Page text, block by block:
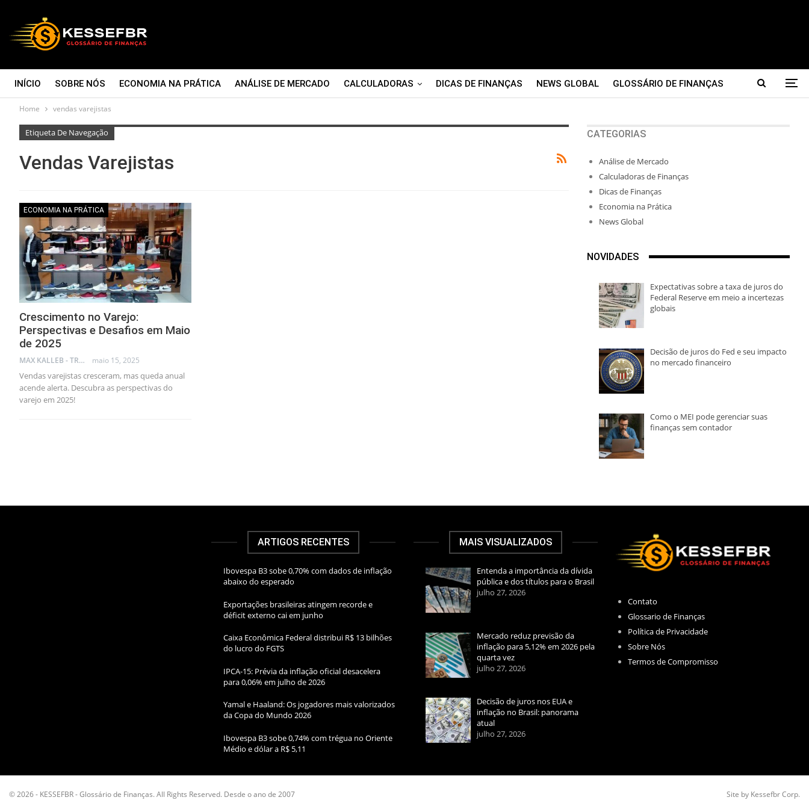
INÍCIO SOBRE NÓS ECONOMIA NA PRÁTICA ANÁLISE DE MERCADO CALCULADORAS DICAS DE FINANÇAS NEWS GLOBAL GLOSSÁRIO DE FINANÇAS
CONTATO
Home vendas varejistas
Etiqueta De Navegação
Vendas Varejistas
ECONOMIA NA PRÁTICA
Crescimento no Varejo:
Perspectivas e Desafios em Maio
de 2025
MAX KALLEB - TRADER maio 15, 2025
Vendas varejistas cresceram, mas queda anual
acende alerta. Descubra as perspectivas do
varejo em 2025!
CATEGORIAS
Análise de Mercado
Calculadoras de Finanças
Dicas de Finanças
Economia na Prática
News Global
NOVIDADES
Expectativas sobre a taxa de juros do
Federal Reserve em meio a incertezas
globais
Decisão de juros do Fed e seu impacto
no mercado financeiro
Como o MEI pode gerenciar suas
finanças sem contador
ARTIGOS RECENTES
Ibovespa B3 sobe 0,70% com dados de inflação
abaixo do esperado
Exportações brasileiras atingem recorde e
déficit externo cai em junho
Caixa Econômica Federal distribui R$ 13 bilhões
do lucro do FGTS
IPCA-15: Prévia da inflação oficial desacelera
para 0,06% em julho de 2026
Yamal e Haaland: Os jogadores mais valorizados
da Copa do Mundo 2026
Ibovespa B3 sobe 0,74% com trégua no Oriente
Médio e dólar a R$ 5,11
MAIS VISUALIZADOS
Entenda a importância da dívida
pública e dos títulos para o Brasil
julho 27, 2026
Mercado reduz previsão da
inflação para 5,12% em 2026 pela
quarta vez
julho 27, 2026
Decisão de juros nos EUA e
inflação no Brasil: panorama
atual
julho 27, 2026
Contato
Glossario de Finanças
Política de Privacidade
Sobre Nós
Termos de Compromisso
© 2026 - KESSEFBR - Glossário de Finanças. All Rights Reserved. Desde o ano de 2007 Site by Kessefbr Corp.